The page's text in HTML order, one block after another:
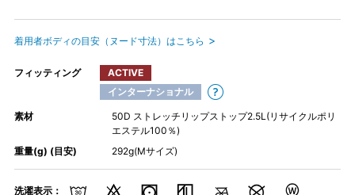
着用者ボディの目安（ヌード寸法）はこちら
フィッティング
ACTIVE
インターナショナル
素材
50D ストレッチリップストップ2.5L(リサイクルポリ
エステル100％)
重量(g) (目安)
292g(Mサイズ)
洗濯表示：